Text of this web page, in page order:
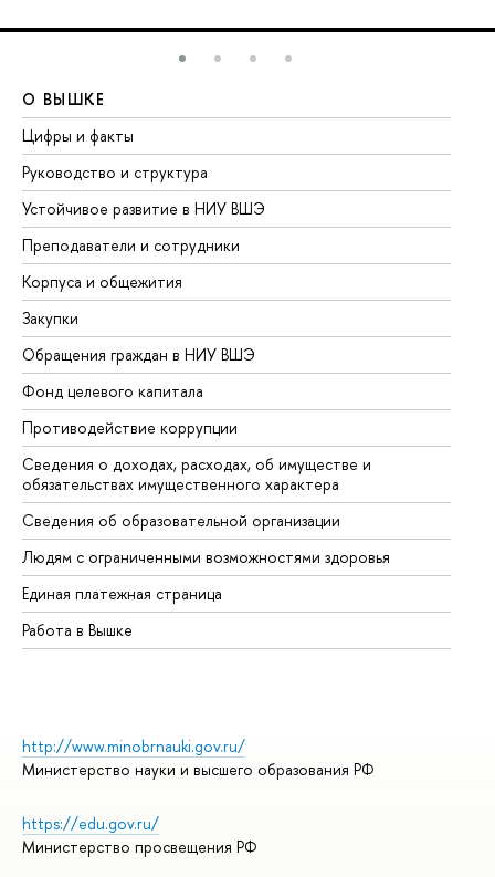
О ВЫШКЕ
Цифры и факты
Руководство и структура
Устойчивое развитие в НИУ ВШЭ
Преподаватели и сотрудники
Корпуса и общежития
Закупки
Обращения граждан в НИУ ВШЭ
Фонд целевого капитала
Противодействие коррупции
Сведения о доходах, расходах, об имуществе и
обязательствах имущественного характера
Сведения об образовательной организации
Людям с ограниченными возможностями здоровья
Единая платежная страница
Работа в Вышке
http://www.minobrnauki.gov.ru/
Министерство науки и высшего образования РФ
https://edu.gov.ru/
Министерство просвещения РФ